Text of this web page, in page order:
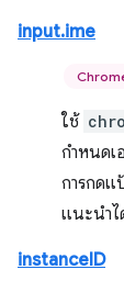
input.ime
ใช้
กำหนดเ
การกดแ
แนะนำไ
instanceID